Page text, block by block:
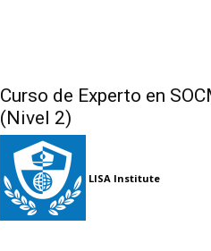
Curso de Experto en
(Nivel 2)
LISA Institute